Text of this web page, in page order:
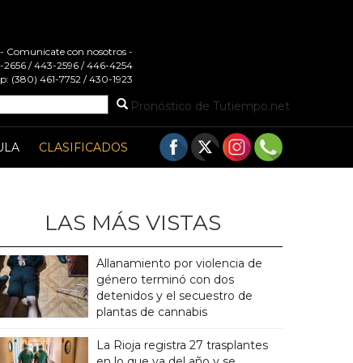
- Comunicate con nosotros -
2656 / 443-2596 / 446-4254
(380) 461-7752 / 430-1923
Pronóstico de Tutiempo.net
CLASIFICADOS
LAS MÁS VISTAS
Allanamiento por violencia de
género terminó con dos
detenidos y el secuestro de
plantas de cannabis
La Rioja registra 27 trasplantes